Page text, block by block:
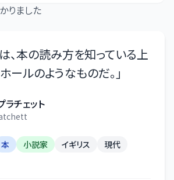
りました
、本の読み方を知っている上
ールのようなものだ。 」
ラチェット
本 小説家 イギリス
現代